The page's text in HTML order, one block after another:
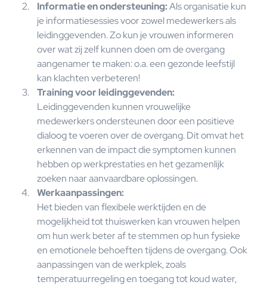
Informatie en ondersteuning:Als organisatie kun
je informatiesessies voor zowel medewerkers als
leidinggevenden. Zo kun je vrouwen informeren
over wat zij zelf kunnen doen om de overgang
aangenamer te maken: o.a. een gezonde leefstijl
kan klachten verbeteren!
Training voor leidinggevenden:
Leidinggevenden kunnen vrouwelijke
medewerkers ondersteunen door een positieve
dialoog te voeren over de overgang. Dit omvat het
erkennen van de impact die symptomen kunnen
hebben op werkprestaties en het gezamenlijk
zoeken naar aanvaardbare oplossingen.
Werkaanpassingen:
Het bieden van flexibele werktijden en de
mogelijkheid tot thuiswerken kan vrouwen helpen
om hun werk beter af te stemmen op hun fysieke
en emotionele behoeften tijdens de overgang. Ook
aanpassingen van de werkplek, zoals
temperatuurregeling en toegang tot koud water,